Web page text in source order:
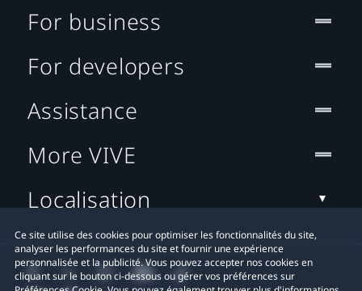
Ce site utilise des cookies pour optimiser les fonctionnalités du site,
analyser les performances du site et fournir une expérience
personnalisée et la publicité. Vous pouvez accepter nos cookies en
cliquant sur le bouton ci-dessous ou gérer vos préférences sur
For business
For developers
Assistance
More VIVE
Localisation